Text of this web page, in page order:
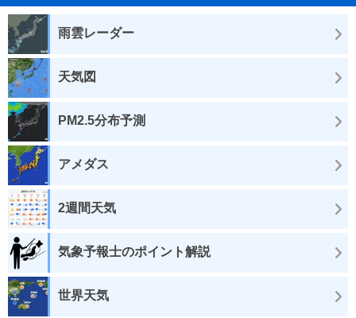
雨雲レーダー
天気図
PM2.5分布予測
アメダス
2週間天気
気象予報士のポイント解説
世界天気